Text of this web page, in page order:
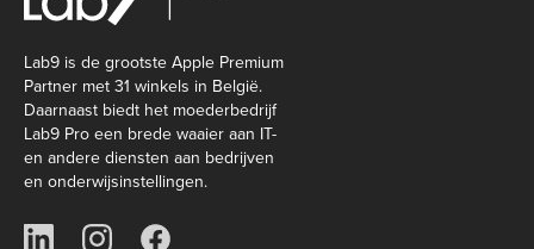
Lab9 is de grootste Apple Premium
Partner met 31 winkels in België.
Daarnaast biedt het moederbedrijf
Lab9 Pro een brede waaier aan IT-
en andere diensten aan bedrijven
en onderwijsinstellingen.